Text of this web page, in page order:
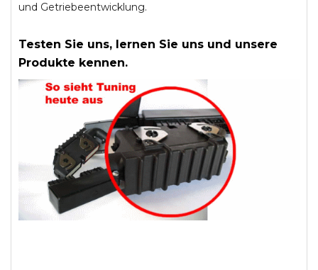
und Getriebeentwicklung.
Testen Sie uns, lernen Sie uns und unsere
Produkte kennen.